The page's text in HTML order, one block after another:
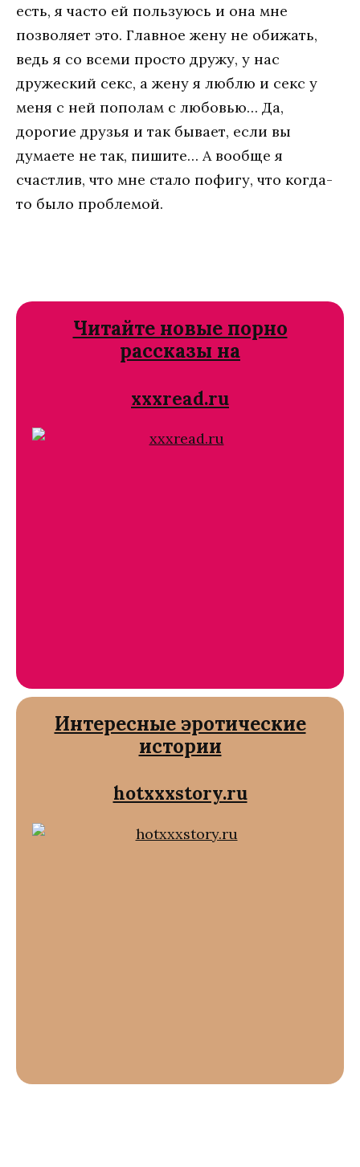
есть, я часто ей пользуюсь и она мне
позволяет это. Главное жену не обижать,
ведь я со всеми просто дружу, у нас
дружеский секс, а жену я люблю и секс у
меня с ней пополам с любовью… Да,
дорогие друзья и так бывает, если вы
думаете не так, пишите… А вообще я
счастлив, что мне стало пофигу, что когда-
то было проблемой.
Читайте новые порно
рассказы на
xxxread.ru
Интересные эротические
истории
hotxxxstory.ru